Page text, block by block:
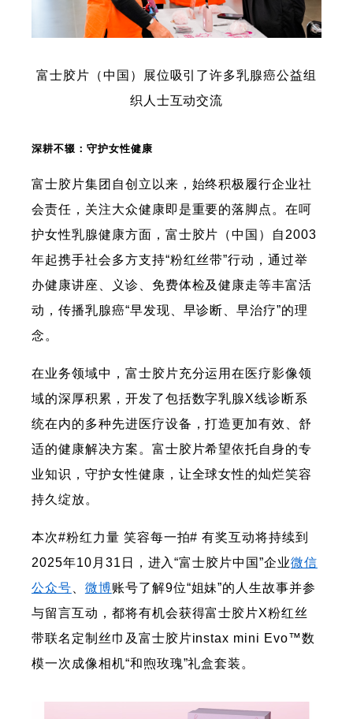
富士胶片（中国）展位吸引了许多乳腺癌公益组
织人士互动交流
深耕不辍：守护女性健康
富士胶片集团自创立以来，始终积极履行企业社
会责任，关注大众健康即是重要的落脚点。在呵
护女性乳腺健康方面，富士胶片（中国）自2003
年起携手社会多方支持“粉红丝带”行动，通过举
办健康讲座、义诊、免费体检及健康走等丰富活
动，传播乳腺癌“早发现、早诊断、早治疗”的理
念。
在业务领域中，富士胶片充分运用在医疗影像领
域的深厚积累，开发了包括数字乳腺X线诊断系
统在内的多种先进医疗设备，打造更加有效、舒
适的健康解决方案。富士胶片希望依托自身的专
业知识，守护女性健康，让全球女性的灿烂笑容
持久绽放。
本次#粉红力量 笑容每一拍# 有奖互动将持续到
2025年10月31日，进入“富士胶片中国”企业微信
公众号
微博账号了解9位“姐妹”的人生故事并参
与留言互动，都将有机会获得富士胶片X粉红丝
带联名定制丝巾及富士胶片instax mini Evo™数
模一次成像相机“和煦玫瑰”礼盒套装。